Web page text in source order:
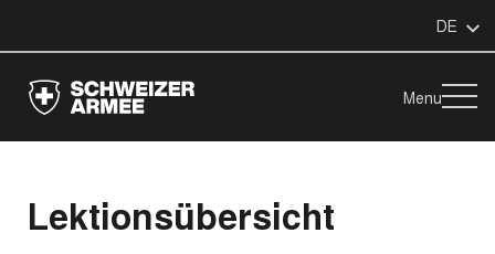
DE
Menu
Lektionsübersicht